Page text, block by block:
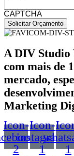
CAPTCHA
A DIV Studio
com mais de
mercado,
Marketing
Icon-
2
Icon-
instagram-
1
1